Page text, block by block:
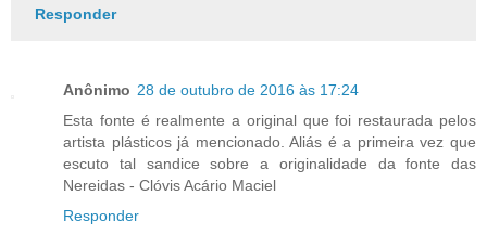
Responder
Anônimo 28 de outubro de 2016 às 17:24
Esta fonte é realmente a original que foi restaurada pelos
artista plásticos já mencionado. Aliás é a primeira vez que
escuto tal sandice sobre a originalidade da fonte das
Nereidas - Clóvis Acário Maciel
Responder